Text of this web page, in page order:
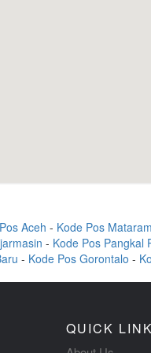
Aceh - Kode Pos Mataram
- Kode Pos Pangkal
- Kode Pos Gorontalo -
QUICK